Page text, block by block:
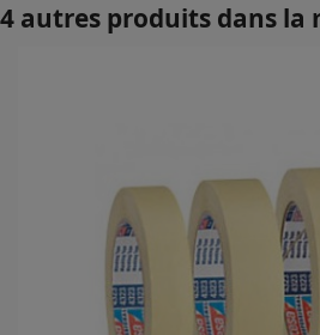
4 autres produits dans la